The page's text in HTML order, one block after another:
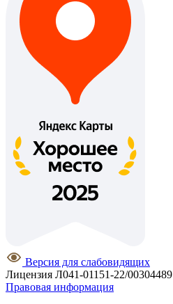
Версия для слабовидящих
Лицензия Л041-01151-22/00304489
Правовая информация